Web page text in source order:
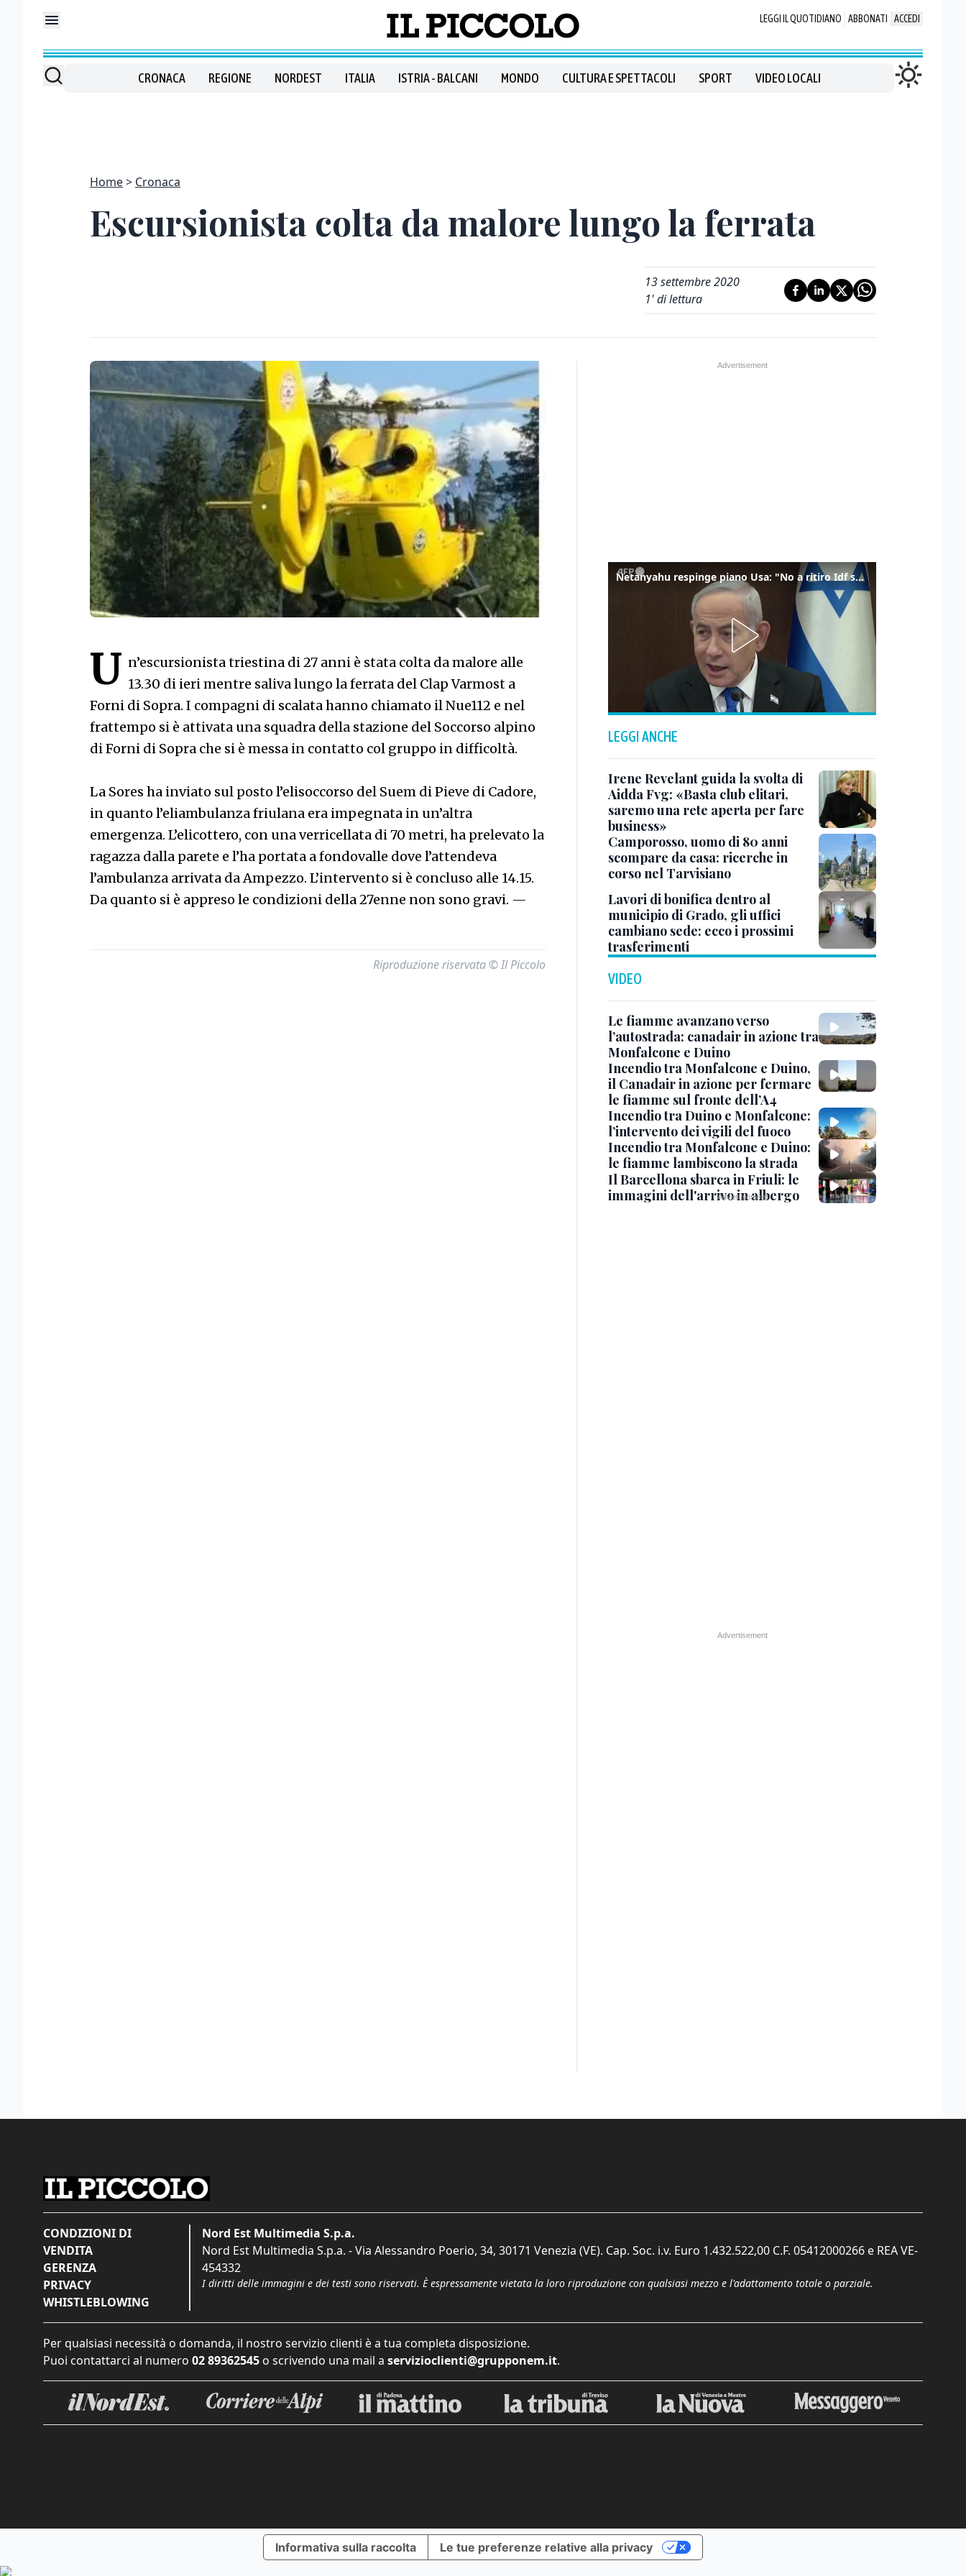
LEGGI IL QUOTIDIANO ABBONATI ACCEDI
CRONACA REGIONE NORDEST ITALIA ISTRIA - BALCANI MONDO CULTURA E SPETTACOLI SPORT VIDEO LOCALI
Home Cronaca
Escursionista colta da malore lungo la ferrata
13 settembre 2020
1' di lettura
U n’escursionista triestina di 27 anni è stata colta da malore alle
13.30 di ieri mentre saliva lungo la ferrata del Clap Varmost a
Forni di Sopra. I compagni di scalata hanno chiamato il Nue112 e nel
frattempo si è attivata una squadra della stazione del Soccorso alpino
di Forni di Sopra che si è messa in contatto col gruppo in difficoltà.
La Sores ha inviato sul posto l’elisoccorso del Suem di Pieve di Cadore,
in quanto l’eliambulanza friulana era impegnata in un’altra
emergenza. L’elicottero, con una verricellata di 70 metri, ha prelevato la
ragazza dalla parete e l’ha portata a fondovalle dove l’attendeva
l’ambulanza arrivata da Ampezzo. L’intervento si è concluso alle 14.15.
Da quanto si è appreso le condizioni della 27enne non sono gravi. —
Riproduzione riservata © Il Piccolo
Netanyahu respinge piano Usa: "No a ritiro Idf senza disarmo Hamas"
LEGGI ANCHE
Irene Revelant guida la svolta di
Aidda Fvg: «Basta club elitari,
saremo una rete aperta per fare
business»
Camporosso, uomo di 80 anni
scompare da casa: ricerche in
corso nel Tarvisiano
Lavori di bonifica dentro al
municipio di Grado, gli uffici
cambiano sede: ecco i prossimi
trasferimenti
VIDEO
Le fiamme avanzano verso
l’autostrada: canadair in azione tra
Monfalcone e Duino
Incendio tra Monfalcone e Duino,
il Canadair in azione per fermare
le fiamme sul fronte dell’A4
Incendio tra Duino e Monfalcone:
l’intervento dei vigili del fuoco
Incendio tra Monfalcone e Duino:
le fiamme lambiscono la strada
Il Barcellona sbarca in Friuli: le
immagini dell'arrivo in albergo
CONDIZIONI DI
VENDITA
GERENZA
PRIVACY
WHISTLEBLOWING
Nord Est Multimedia S.p.a.
Nord Est Multimedia S.p.a. - Via Alessandro Poerio, 34, 30171 Venezia (VE). Cap. Soc. i.v. Euro 1.432.522,00 C.F. 05412000266 e REA VE-
454332
I diritti delle immagini e dei testi sono riservati. È espressamente vietata la loro riproduzione con qualsiasi mezzo e l'adattamento totale o parziale.
Per qualsiasi necessità o domanda, il nostro servizio clienti è a tua completa disposizione.
Puoi contattarci al numero 02 89362545 o scrivendo una mail a servizioclienti@grupponem.it.
Informativa sulla raccolta Le tue preferenze relative alla privacy